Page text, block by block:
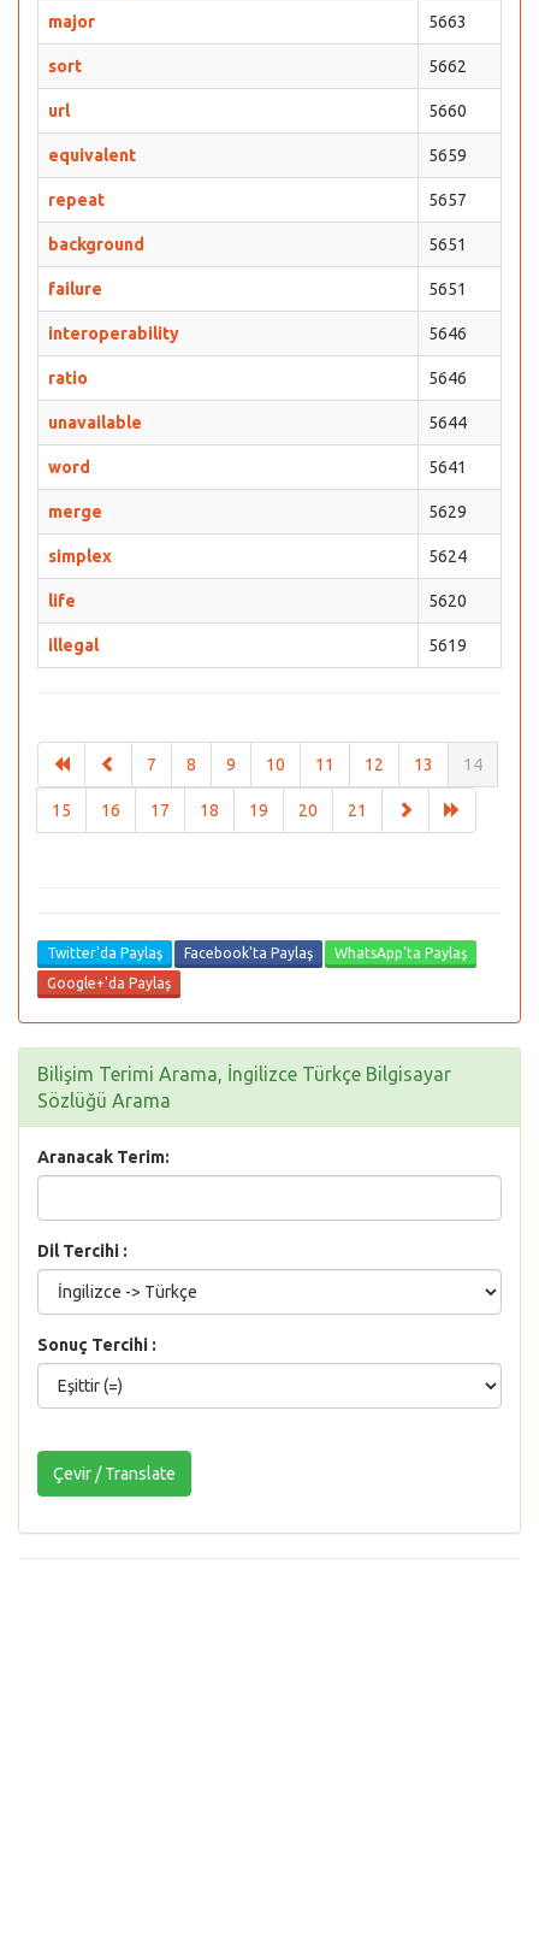
major 5663
sort 5662
url 5660
equivalent 5659
repeat 5657
background 5651
failure 5651
interoperability 5646
ratio 5646
unavailable 5644
word 5641
merge 5629
simplex 5624
life 5620
illegal 5619
7 8 9 10 11 12 13 14
15 16 17 18 19 20 21
Twitter'da Paylaş Facebook'ta Paylaş
WhatsApp'ta Paylaş
Google+'da Paylaş
Bilişim Terimi Arama, İngilizce Türkçe Bilgisayar
Sözlüğü Arama
Aranacak Terim:
Dil Tercihi :
Sonuç Tercihi :